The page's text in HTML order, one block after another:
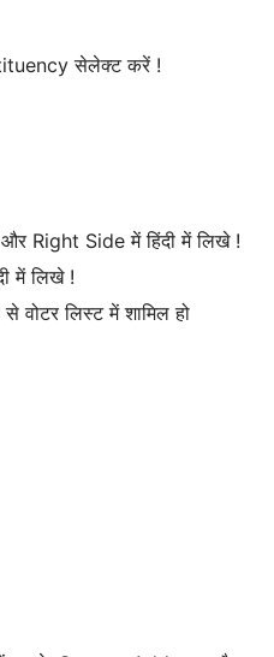
सेलेक्ट करें !
Right Side में हिंदी में लिखे !
में लिखे !
लिस्ट में शामिल हो